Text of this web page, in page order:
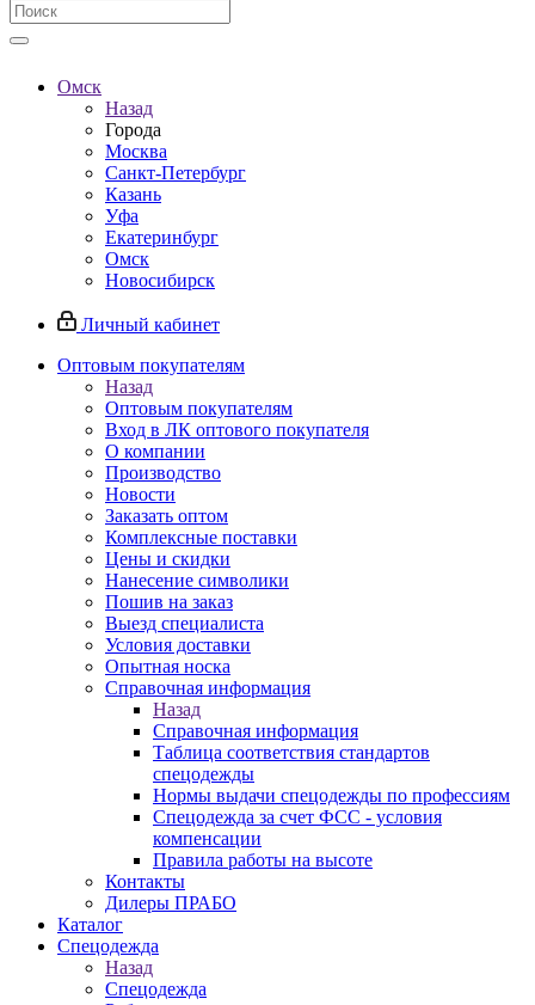
Омск
Назад
Города
Москва
Санкт-Петербург
Казань
Уфа
Екатеринбург
Омск
Новосибирск
Личный кабинет
Оптовым покупателям
Назад
Оптовым покупателям
Вход в ЛК оптового покупателя
О компании
Производство
Новости
Заказать оптом
Комплексные поставки
Цены и скидки
Нанесение символики
Пошив на заказ
Выезд специалиста
Условия доставки
Опытная носка
Справочная информация
Назад
Справочная информация
Таблица соответствия стандартов
спецодежды
Нормы выдачи спецодежды по профессиям
Спецодежда за счет ФСС - условия
компенсации
Правила работы на высоте
Контакты
Дилеры ПРАБО
Каталог
Спецодежда
Назад
Спецодежда